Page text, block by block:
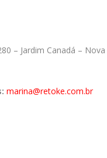
– Jardim Canadá –
marina@retoke.com.br